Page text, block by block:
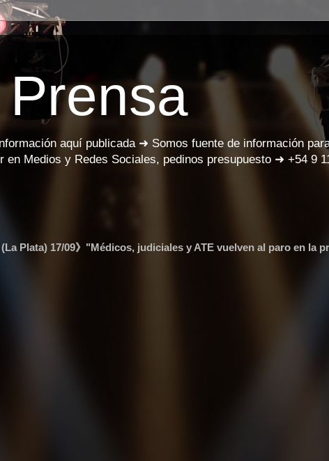
aquí publicada ➜ Somos fuente de información
Medios y Redes Sociales, pedinos presupuesto ➜ +54 9
Plata) 17/09》"Médicos, judiciales y ATE vuelven al paro en la